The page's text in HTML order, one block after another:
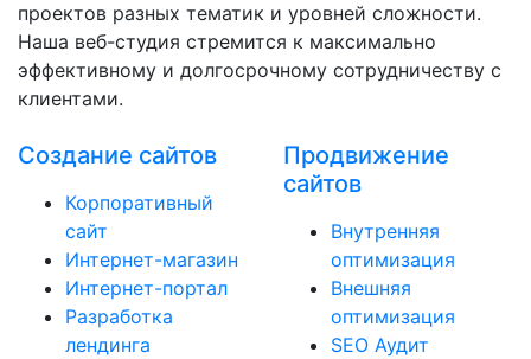
проектов разных тематик и уровней сложности.
Наша веб-студия стремится к максимально
эффективному и долгосрочному сотрудничеству с
клиентами.
Создание сайтов
Корпоративный
сайт
Интернет-магазин
Интернет-портал
Разработка
лендинга
Продвижение
сайтов
Внутренняя
оптимизация
Внешняя
оптимизация
SEO Аудит